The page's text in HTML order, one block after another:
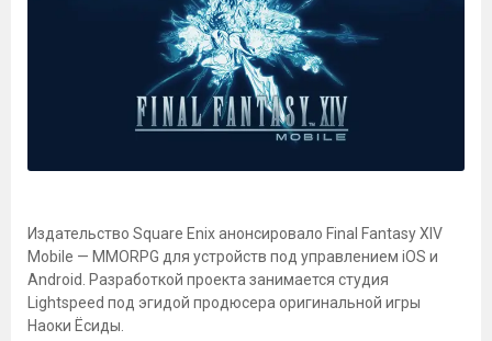
Издательство Square Enix анонсировало Final Fantasy XIV
Mobile — MMORPG для устройств под управлением iOS и
Android. Разработкой проекта занимается студия
Lightspeed под эгидой продюсера оригинальной игры
Наоки Ёсиды.